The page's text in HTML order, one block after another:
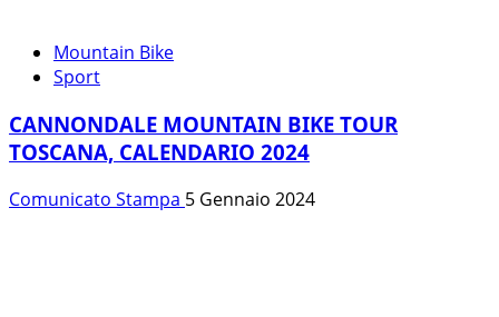
Mountain Bike
Sport
CANNONDALE MOUNTAIN BIKE TOUR
TOSCANA, CALENDARIO 2024
Comunicato Stampa 5 Gennaio 2024